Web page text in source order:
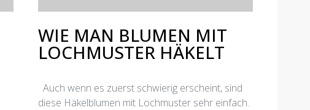
WIE MAN BLUMEN MIT
LOCHMUSTER HÄKELT
Auch wenn es zuerst schwierig erscheint, sind
diese Häkelblumen mit Lochmuster sehr einfach.